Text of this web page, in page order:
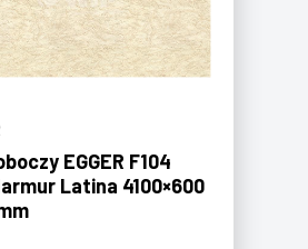
EGGER F104
Latina 4100×600